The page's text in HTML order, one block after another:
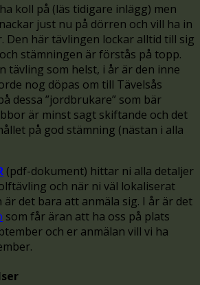
koll på (läs tidigare inlägg) men
just nu på dörren och vill ha in
Den här tävlingen lockar alltid till sig
stämningen är förstås på topp.
tävling som helst, i år är den inne
nog döpas om till Tävelsås
dessa ”jordbrukare” som bär
är minst sagt skiftande och det
på god stämning (nästan i alla
(pdf-dokument) hittar ni alla detaljer
och när ni väl lokaliserat
det bara att anmäla sig. I år är det
som får äran att ha oss på plats
och er anmälan vill vi ha